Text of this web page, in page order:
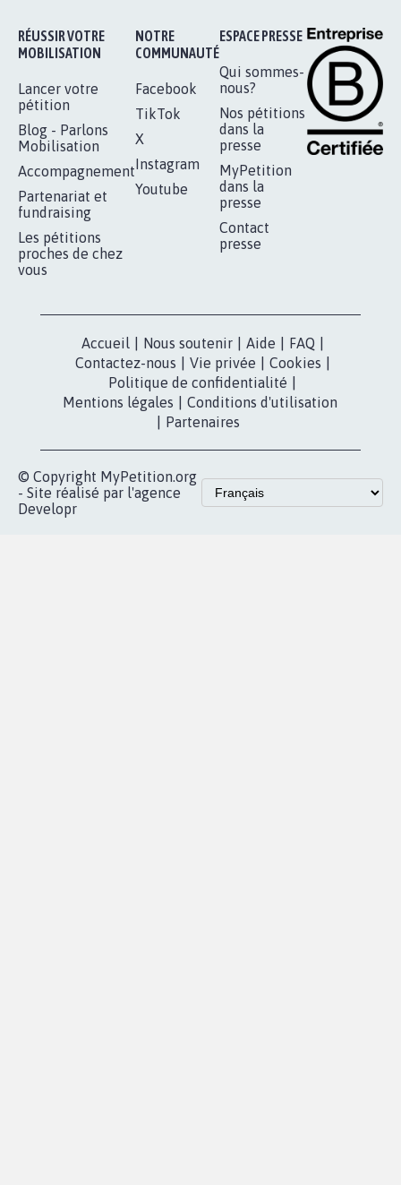
RÉUSSIR VOTRE
MOBILISATION
Lancer votre
pétition
Blog - Parlons
Mobilisation
Accompagnement
Partenariat et
fundraising
Les pétitions
proches de chez
vous
NOTRE
COMMUNAUTÉ
Facebook
TikTok
X
Instagram
Youtube
ESPACE PRESSE
Qui sommes-
nous?
Nos pétitions
dans la
presse
MyPetition
dans la
presse
Contact
presse
Accueil Nous soutenir Aide FAQ
Contactez-nous
Vie privée Cookies
Politique de confidentialité
Mentions légales
Conditions d'utilisation
Partenaires
© Copyright MyPetition.org
- Site réalisé par l'agence
Developr